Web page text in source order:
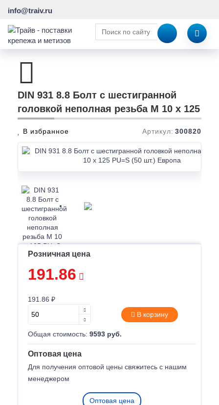
info@traiv.ru
DIN 931 8.8 Болт с шестигранной
головкой неполная резьба M 10 x 125
В избранное Артикул: 300820
Розничная цена
191.86
191.86 ₽
В корзину
Общая стоимость: 9593 руб.
Оптовая цена
Для получения оптовой цены свяжитесь с нашим
менеджером
Оптовая цена